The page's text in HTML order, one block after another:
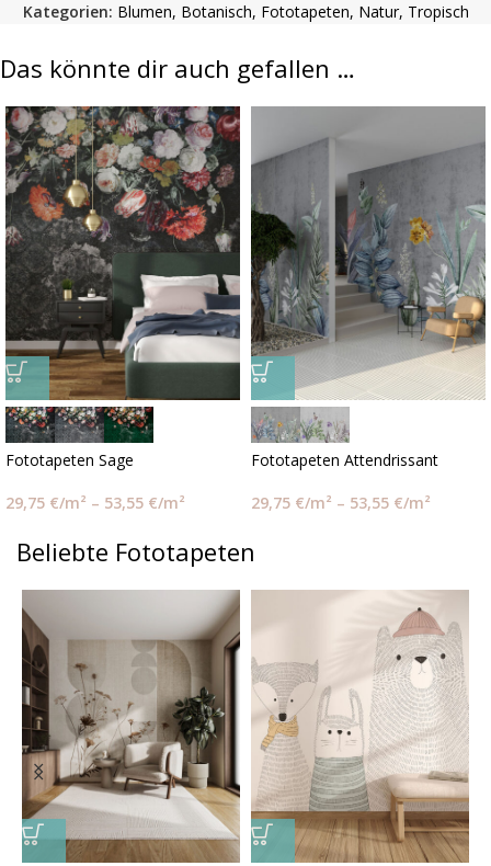
Kategorien: Blumen, Botanisch, Fototapeten, Natur, Tropisch
Das könnte dir auch gefallen …
Fototapeten Sage
29,75 €/m² – 53,55 €/m²
Fototapeten Attendrissant
29,75 €/m² – 53,55 €/m²
Beliebte Fototapeten